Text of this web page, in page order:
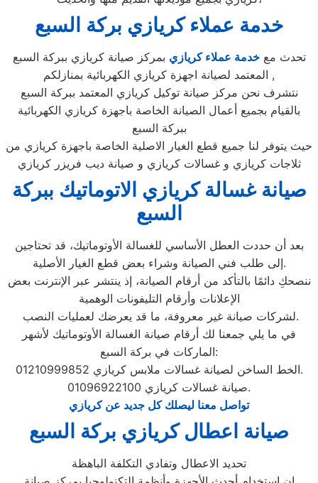
خدمة عملاء كريازي بركة السبع
تحدث معخدمة عملاء كريازي بمركز صيانة كريازي ببركة السبع
المعتمد لصيانة اجهزة كريازي الكهربائية بمنازلكم ,
نتشرف نحن مركز صيانة توكيل كريازي المعتمد ببركة السبع
بالقيام بجميع أعمال الصيانة الخاصة باجهزة كريازي الكهربائية
ببركة السبع
حيث يتوفر لنا جميع قطع الغيار الاصلية الخاصة باجهزة كريازي من
ثلاجات كريازي و غسالات كريازي و صيانة ديب فريزر كريازي
صيانة غسالة كريازي الاتوماتيك ببركة
السبع
بعد أن حددت العطل الأساسي للغسالة الأوتوماتيك، قد تحتاجين
إلى طلب فني الصيانة وشراء بعض قطع الغيار الأصلية.
ننصحكِ دائمًا بالتأكد من أرقام الصيانة، إذ ينتشر عبر الإنترنت بعض
الإعلانات وأرقام التليفونات الوهمية
لشركات صيانة غير معروفة، ما قد يعرضك لعمليات النصب.
في ما يلي جمعنا لك أرقام صيانة الغسالة الأوتوماتيك لأشهر
الماركات في بركة السبع:
الخط الساخن لصيانة غسالات ملابس كريازي 01210999852.
صيانة غسالات كريازي 01096922100.
تواصل معنا ليصلك كل جديد عن كريازي
صيانة اعطال كريازي بركة السبع
تحديد الاعطال وتفادي التكلفة الباهظة